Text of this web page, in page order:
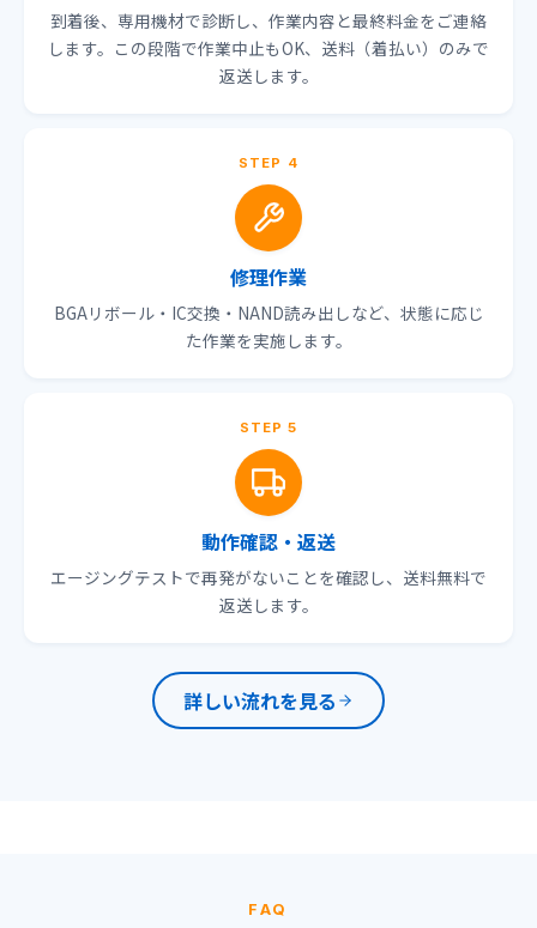
到着後、専用機材で診断し、作業内容と最終料金をご連絡
します。この段階で作業中止もOK、送料（着払い）のみで
返送します。
STEP 4
修理作業
BGAリボール・IC交換・NAND読み出しなど、状態に応じ
た作業を実施します。
STEP 5
動作確認・返送
エージングテストで再発がないことを確認し、送料無料で
返送します。
詳しい流れを見る
FAQ